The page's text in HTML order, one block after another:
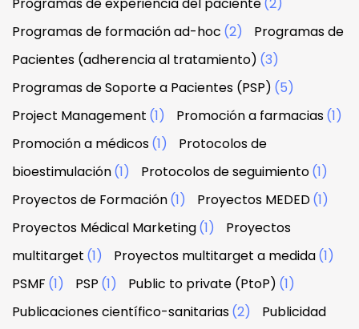
Programas de formación ad-hoc (2)
Programas de
Pacientes (adherencia al tratamiento) (3)
Programas de Soporte a Pacientes (PSP) (5)
Project Management (1) Promoción a farmacias(1)
Promoción a médicos(1)
Protocolos de
bioestimulación(1) Protocolos de seguimiento(1)
Proyectos de Formación(1) Proyectos MEDED(1)
Proyectos Médical Marketing(1)
Proyectos
multitarget (1) Proyectos multitarget a medida(1)
PSMF (1) PSP (1) Public to private (PtoP) (1)
Publicaciones científico-sanitarias(2) Publicidad